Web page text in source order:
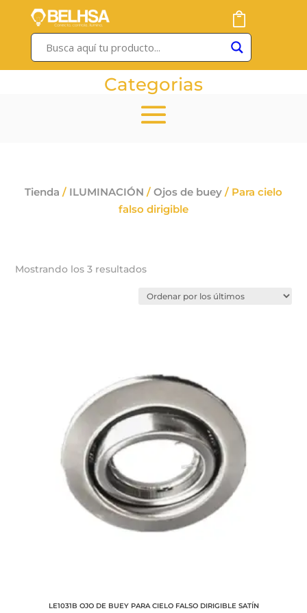
Categorias
Tienda / ILUMINACIÓN / Ojos de buey / Para cielo
falso dirigible
Mostrando los 3 resultadosOrdenado
los
LE1031B OJO DE BUEY PARA CIELO FALSO DIRIGIBLE SATÍN